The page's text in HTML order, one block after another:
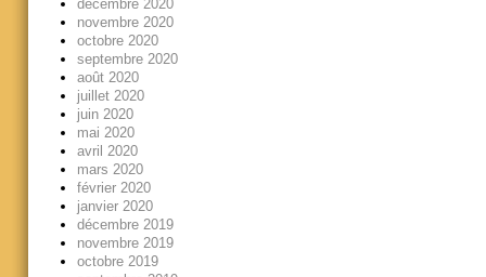
décembre 2020
novembre 2020
octobre 2020
septembre 2020
août 2020
juillet 2020
juin 2020
mai 2020
avril 2020
mars 2020
février 2020
janvier 2020
décembre 2019
novembre 2019
octobre 2019